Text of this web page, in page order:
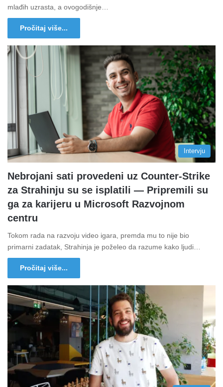
mlađih uzrasta, a ovogodišnje…
Pročitaj više...
Intervju
Nebrojani sati provedeni uz Counter-Strike
za Strahinju su se isplatili ― Pripremili su
ga za karijeru u Microsoft Razvojnom
centru
Tokom rada na razvoju video igara, premda mu to nije bio
primarni zadatak, Strahinja je poželeo da razume kako ljudi…
Pročitaj više...